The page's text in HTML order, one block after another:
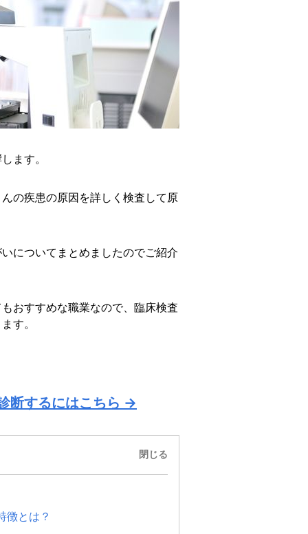
ます。
の疾患の原因を詳しく検査して原
についてまとめましたのでご紹介
おすすめな職業なので、臨床検査
す。
断するにはこちら →
閉じる
徴とは？